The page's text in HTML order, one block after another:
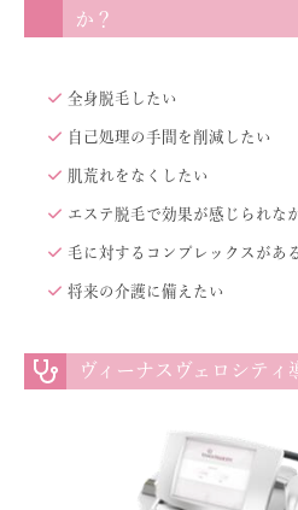
か？
全身脱毛したい
自己処理の手間を削減したい
肌荒れをなくしたい
エステ脱毛で効果が感じられな
毛に対するコンプレックスがある
将来の介護に備えたい
ヴィーナスヴェロシティ